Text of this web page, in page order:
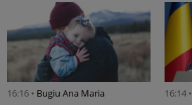
16:16 • Bugiu ⁠Ana Maria 16:14 •